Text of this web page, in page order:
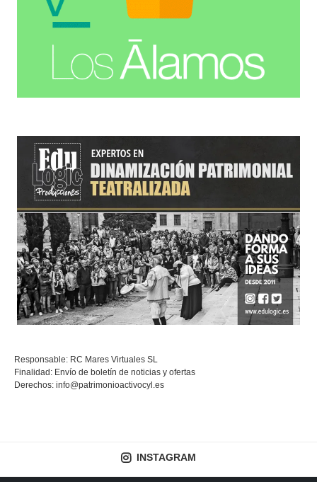
Responsable: RC Mares Virtuales SL
Finalidad: Envío de boletín de noticias y ofertas
Derechos: info@patrimonioactivocyl.es
INSTAGRAM